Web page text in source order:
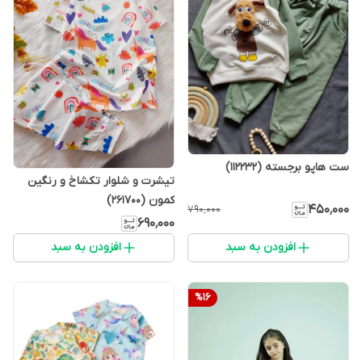
ست هاپو برجسته (112232)
۴۵۰٬۰۰۰ ۷۹۰٬۰۰۰
افزودن به سبد
تیشرت و شلوار تکشاخ و رنگین
کمون (261700)
۶۹۰٬۰۰۰
افزودن به سبد
%16